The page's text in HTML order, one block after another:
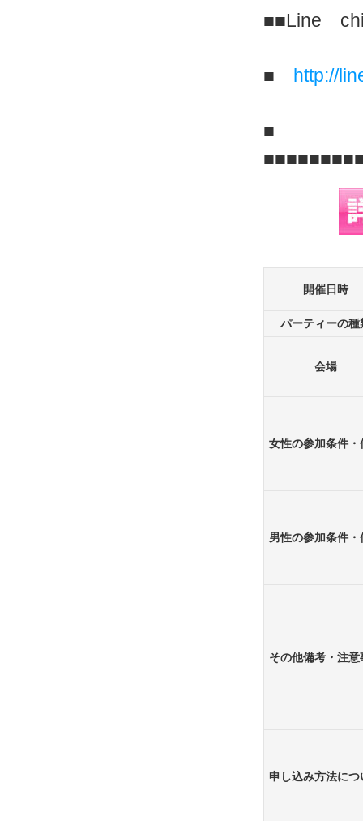
■■Line
■ http://
■
開催日時
パーティーの種
会場
女性の参加条件・
男性の参加条件・
その他備考・注意
申し込み方法につ